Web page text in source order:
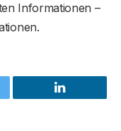
Informationen –
LinkedIn